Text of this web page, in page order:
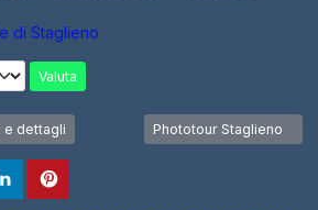
di Staglieno
monumenti e dettagli
e dettagli Articolo successivo:
Phototour Staglieno